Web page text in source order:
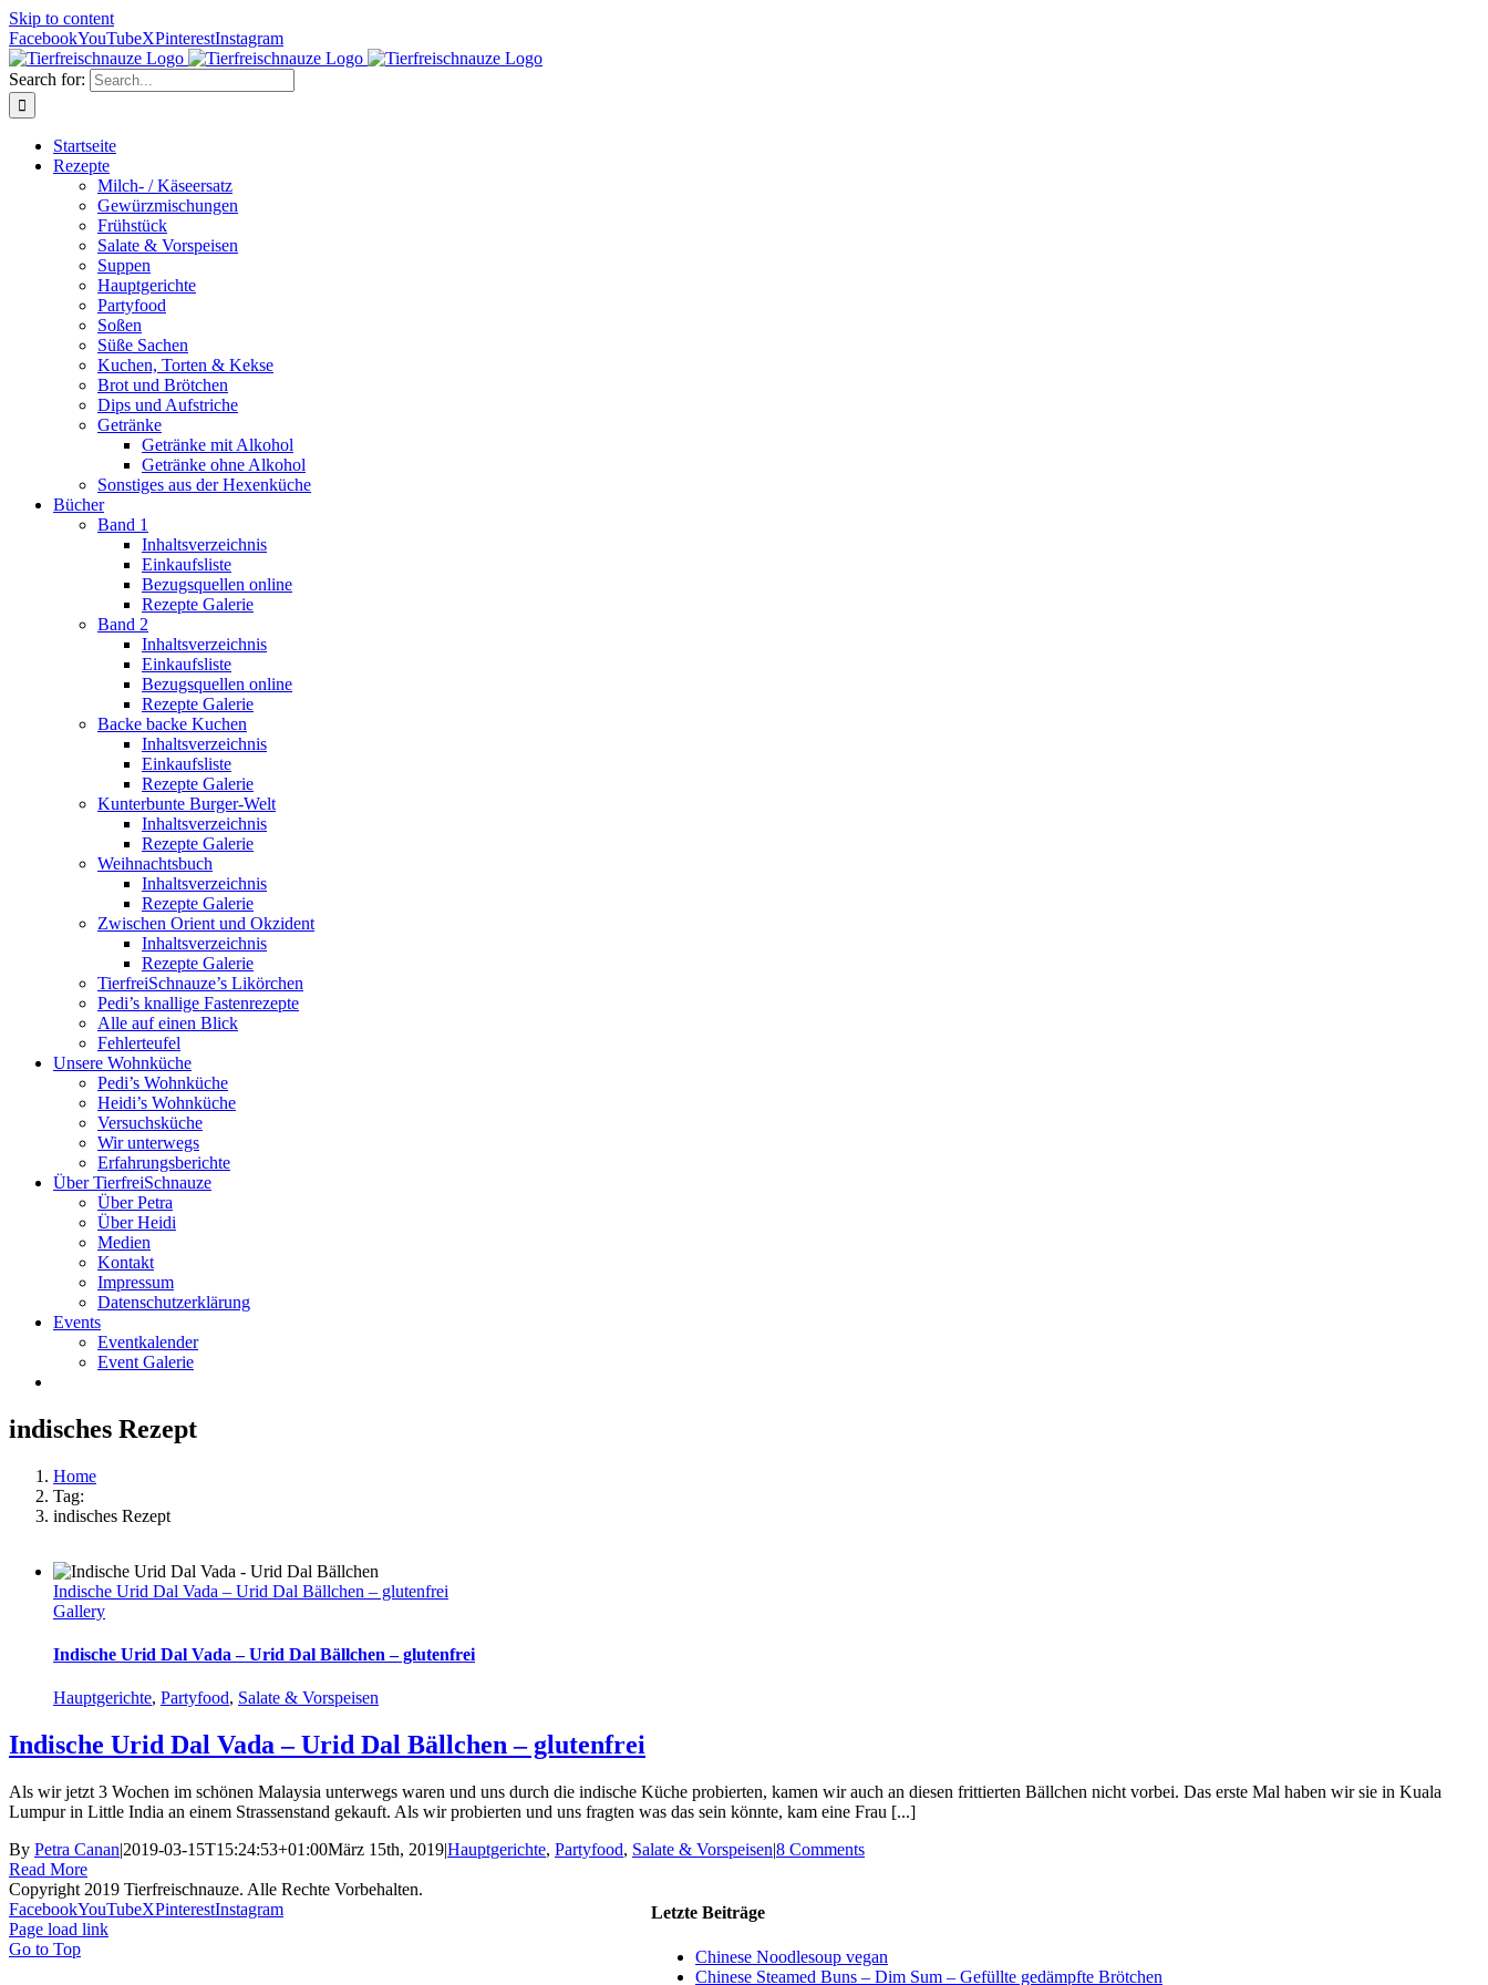
Skip to content
FacebookYouTubeXPinterestInstagram
Search for:
Startseite
Rezepte
Milch- / Käseersatz
Gewürzmischungen
Frühstück
Salate & Vorspeisen
Suppen
Hauptgerichte
Partyfood
Soßen
Süße Sachen
Kuchen, Torten & Kekse
Brot und Brötchen
Dips und Aufstriche
Getränke
Getränke mit Alkohol
Getränke ohne Alkohol
Sonstiges aus der Hexenküche
Bücher
Band 1
Inhaltsverzeichnis
Einkaufsliste
Bezugsquellen online
Rezepte Galerie
Band 2
Inhaltsverzeichnis
Einkaufsliste
Bezugsquellen online
Rezepte Galerie
Backe backe Kuchen
Inhaltsverzeichnis
Einkaufsliste
Rezepte Galerie
Kunterbunte Burger-Welt
Inhaltsverzeichnis
Rezepte Galerie
Weihnachtsbuch
Inhaltsverzeichnis
Rezepte Galerie
Zwischen Orient und Okzident
Inhaltsverzeichnis
Rezepte Galerie
TierfreiSchnauze’s Likörchen
Pedi’s knallige Fastenrezepte
Alle auf einen Blick
Fehlerteufel
Unsere Wohnküche
Pedi’s Wohnküche
Heidi’s Wohnküche
Versuchsküche
Wir unterwegs
Erfahrungsberichte
Über TierfreiSchnauze
Über Petra
Über Heidi
Medien
Kontakt
Impressum
Datenschutzerklärung
Events
Eventkalender
Event Galerie
indisches Rezept
Home
Tag:
indisches Rezept
Indische Urid Dal Vada – Urid Dal Bällchen – glutenfrei
Gallery
Indische Urid Dal Vada – Urid Dal Bällchen – glutenfrei
Hauptgerichte, Partyfood, Salate & Vorspeisen
Indische Urid Dal Vada – Urid Dal Bällchen – glutenfrei
Als wir jetzt 3 Wochen im schönen Malaysia unterwegs waren und uns durch die indische Küche probierten, kamen wir auch an diesen frittierten Bällchen nicht vorbei. Das erste Mal haben wir sie in Kuala
Lumpur in Little India an einem Strassenstand gekauft. Als wir probierten und uns fragten was das sein könnte, kam eine Frau [...]
By Petra Canan|2019-03-15T15:24:53+01:00März 15th, 2019|Hauptgerichte, Partyfood, Salate & Vorspeisen|8 Comments
Read More
Letzte Beiträge
Chinese Noodlesoup vegan
Chinese Steamed Buns – Dim Sum – Gefüllte gedämpfte Brötchen
Copyright 2019 Tierfreischnauze. Alle Rechte Vorbehalten.
FacebookYouTubeXPinterestInstagram
Page load link
Go to Top